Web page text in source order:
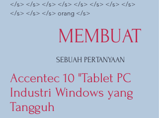
</s> </s> </s> </s> </s> </s> </s> </s>
</s> </s> </s> orang </s>
MEMBUAT
SEBUAH PERTANYAAN
Accentec 10 "Tablet PC
Industri Windows yang
Tangguh